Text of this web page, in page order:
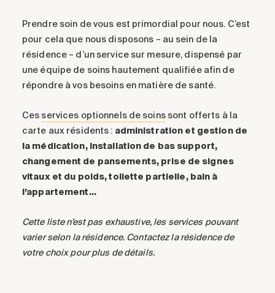
Prendre soin de vous est primordial pour nous. C’est
pour cela que nous disposons – au sein de la
résidence – d’un service sur mesure, dispensé par
une équipe de soins hautement qualifiée afin de
répondre àvos besoinsen matière de santé.
Ces services optionnels de soinssont offerts à la
carte aux résidents : administration et gestion de
la médication, installation de bas support,
changement de pansements, prise de signes
vitaux et du poids, toilette partielle, bain à
l’appartement…
Cette liste n’est pas exhaustive, les services pouvant
varier selon la résidence. Contactez la résidence de
votre choix pour plus de détails.